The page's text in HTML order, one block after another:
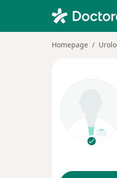
Homepage